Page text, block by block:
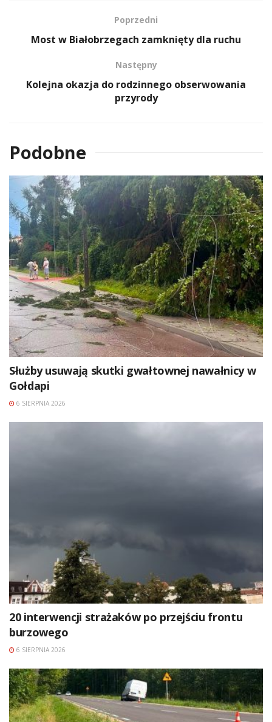
Poprzedni
Most w Białobrzegach zamknięty dla ruchu
Następny
Kolejna okazja do rodzinnego obserwowania
przyrody
Podobne
Służby usuwają skutki gwałtownej nawałnicy w
Gołdapi
6 SIERPNIA 2026
20 interwencji strażaków po przejściu frontu
burzowego
6 SIERPNIA 2026